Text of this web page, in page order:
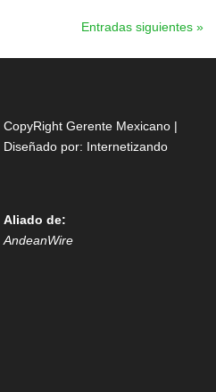
Entradas siguientes »
CopyRight Gerente Mexicano |
Diseñado por: Internetizando
Aliado de:
AndeanWire